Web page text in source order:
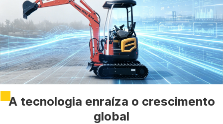
A tecnologia enraíza o crescimento
global